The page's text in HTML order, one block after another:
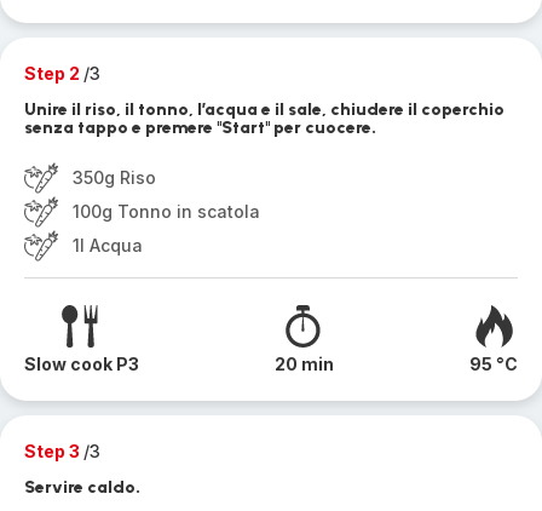
Step 2 /3
Unire il riso, il tonno, l’acqua e il sale, chiudere il coperchio
senza tappo e premere "Start" per cuocere.
350g Riso
100g Tonno in scatola
1l Acqua
Slow cook P3 20 min 95 °C
Step 3 /3
Servire caldo.